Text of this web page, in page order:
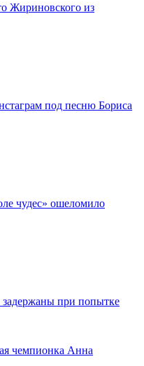
Жириновского из
под песню Бориса
чудес» ошеломило
при попытке
чемпионка Анна